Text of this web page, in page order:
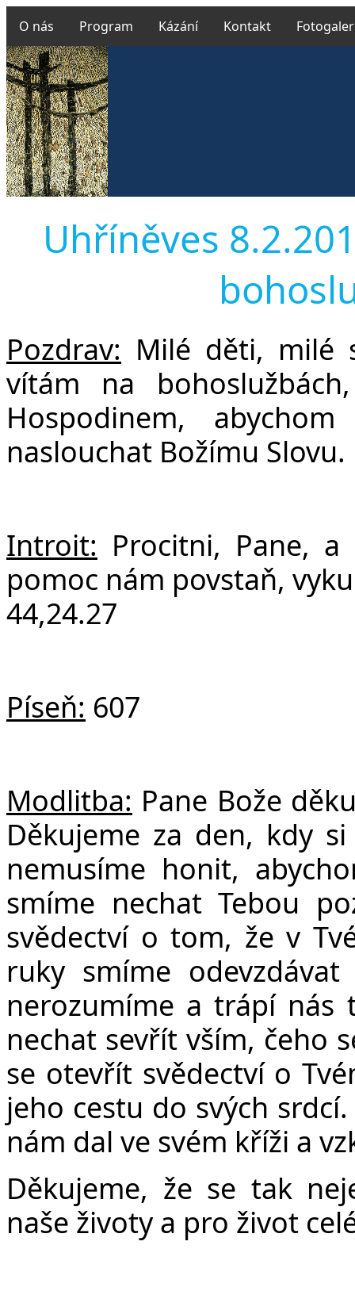
O nás Program Kázání Kontakt
Uhříněves
Pozdrav: Milé děti, milé
vítám na
Hospodinem,
naslouchat Božímu Slovu.
Introit: Procitni, Pane,
pomoc nám povstaň,
44,24.27
Píseň: 607
Modlitba: Pane Bože
Děkujeme za den, kdy
nemusíme honit,
smíme nechat Tebou
svědectví o tom, že v
ruky smíme
nerozumíme a trápí nás
nechat sevřít vším, čeho
se otevřít svědectví o
jeho cestu do svých
nám dal ve svém kříži a
Děkujeme, že se tak
naše životy a pro život